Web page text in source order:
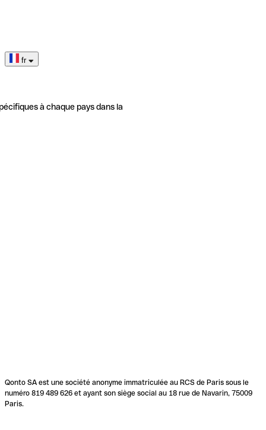
fr
à chaque pays dans la
Qonto SA est une société anonyme immatriculée au RCS de Paris sous le
numéro 819 489 626 et ayant son siège social au 18 rue de Navarin, 75009
Paris.